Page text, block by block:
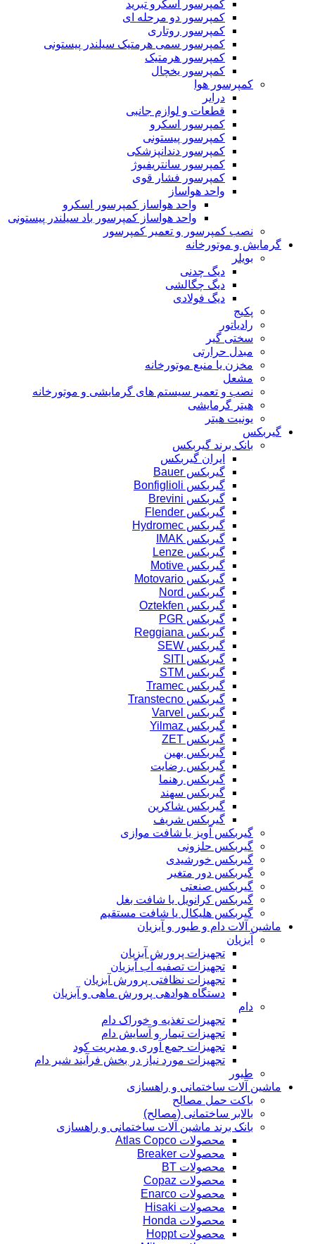
کمپرسور اسکرو تبرید
کمپرسور دو مرحله ای
کمپرسور روتاری
کمپرسور سمی هرمتیک سیلندر پیستونی
کمپرسور هرمتیک
کمپرسور یخچال
کمپرسور هوا
درایر
قطعات و لوازم جانبی
کمپرسور اسکرو
کمپرسور پیستونی
کمپرسور دندانپزشکی
کمپرسور سانتریفیوژ
کمپرسور فشار قوی
واحد هواساز
واحد هواساز کمپرسور اسکرو
واحد هواساز کمپرسور باد سیلندر پیستونی
نصب کمپرسور و تعمیر کمپرسور
گرمایش و موتورخانه
بویلر
دیگ چدنی
دیگ چگالشی
دیگ فولادی
پکیج
رادیاتور
سختی گیر
مبدل حرارتی
مخزن یا منبع موتورخانه
مشعل
نصب و تعمیر سیستم های گرمایشی و موتورخانه
هیتر گرمایشی
یونیت هیتر
گیربکس
بانک برند گیربکس
ایران گیربکس
گیربکس Bauer
گیربکس Bonfiglioli
گیربکس Brevini
گیربکس Flender
گیربکس Hydromec
گیربکس IMAK
گیربکس Lenze
گیربکس Motive
گیربکس Motovario
گیربکس Nord
گیربکس Oztekfen
گیربکس PGR
گیربکس Reggiana
گیربکس SEW
گیربکس SITI
گیربکس STM
گیربکس Tramec
گیربکس Transtecno
گیربکس Varvel
گیربکس Yilmaz
گیربکس ZET
گیربکس بهین
گیربکس رضایت
گیربکس رهنما
گیربکس سهند
گیربکس شاکرین
گیربکس شریف
گیربکس آویز یا شافت موازی
گیربکس حلزونی
گیربکس خورشیدی
گیربکس دور متغیر
گیربکس صنعتی
گیربکس کرانویل یا شافت بغل
گیربکس هلیکال یا شافت مستقیم
ماشین آلات دام و طیور و آبزیان
آبزیان
تجهیزات پرورش آبزیان
تجهیزات تصفیه آب آبزیان
تجهیزات نظافتی پرورش آبزیان
دستگاه هوادهی پرورش ماهی و آبزیان
دام
تجهیزات تغذیه و خوراک دام
تجهیزات تیمار و آسایش دام
تجهیزات جمع آوری و مدیریت کود
تجهیزات مورد نیاز در بخش فرآیند شیر دام
طیور
ماشین آلات ساختمانی و راهسازی
باکت حمل مصالح
بالابر ساختمانی (مصالح)
بانک برند ماشین آلات ساختمانی و راهسازی
محصولات Atlas Copco
محصولات Breaker
محصولات BT
محصولات Copaz
محصولات Enarco
محصولات Hisaki
محصولات Honda
محصولات Hoppt